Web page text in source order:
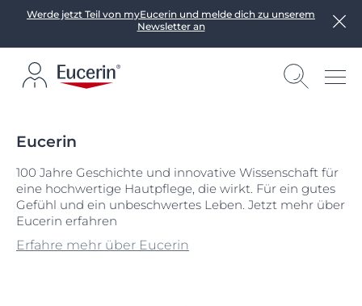
Werde jetzt Teil von myEucerin und melde dich zu unserem
Newsletter an
Eucerin
100 Jahre Geschichte und innovative Wissenschaft für
eine hochwertige Hautpflege, die wirkt. Für ein gutes
Gefühl und ein unbeschwertes Leben. Jetzt mehr über
Eucerin erfahren
Erfahre mehr über Eucerin